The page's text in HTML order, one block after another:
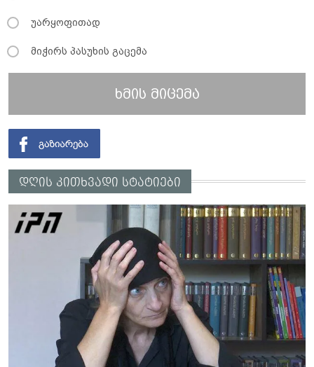
უარყოფითად
მიჭირს პასუხის გაცემა
ხმის მიცემა
დღის კითხვადი სტატიები